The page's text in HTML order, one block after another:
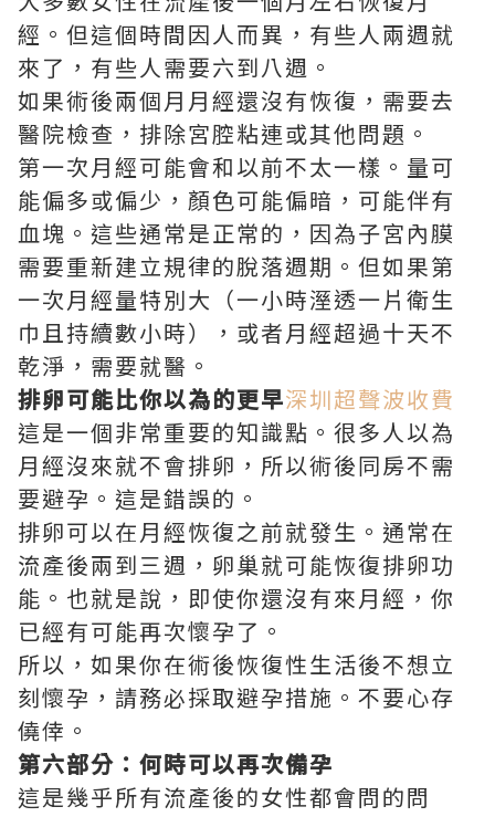
經。但這個時間因人而異，有些人兩週就
來了，有些人需要六到八週。
如果術後兩個月月經還沒有恢復，需要去
醫院檢查，排除宮腔粘連或其他問題。
第一次月經可能會和以前不太一樣。量可
能偏多或偏少，顏色可能偏暗，可能伴有
血塊。這些通常是正常的，因為子宮內膜
需要重新建立規律的脫落週期。但如果第
一次月經量特別大（一小時溼透一片衛生
巾且持續數小時），或者月經超過十天不
乾淨，需要就醫。
排卵可能比你以為的更早深圳超聲波收費
這是一個非常重要的知識點。很多人以為
月經沒來就不會排卵，所以術後同房不需
要避孕。這是錯誤的。
排卵可以在月經恢復之前就發生。通常在
流產後兩到三週，卵巢就可能恢復排卵功
能。也就是說，即使你還沒有來月經，你
已經有可能再次懷孕了。
所以，如果你在術後恢復性生活後不想立
刻懷孕，請務必採取避孕措施。不要心存
僥倖。
第六部分：何時可以再次備孕
這是幾乎所有流產後的女性都會問的問